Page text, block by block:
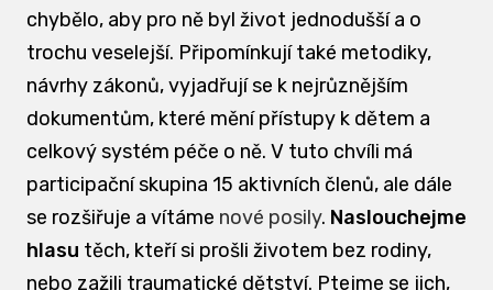
chybělo, aby pro ně byl život jednodušší a o
trochu veselejší. Připomínkují také metodiky,
návrhy zákonů, vyjadřují se k nejrůznějším
dokumentům, které mění přístupy k dětem a
celkový systém péče o ně. V tuto chvíli má
participační skupina 15 aktivních členů, ale dále
se rozšiřuje a vítáme nové posily. Naslouchejme
hlasu těch, kteří si prošli životem bez rodiny,
nebo zažili traumatické dětství. Ptejme se jich,